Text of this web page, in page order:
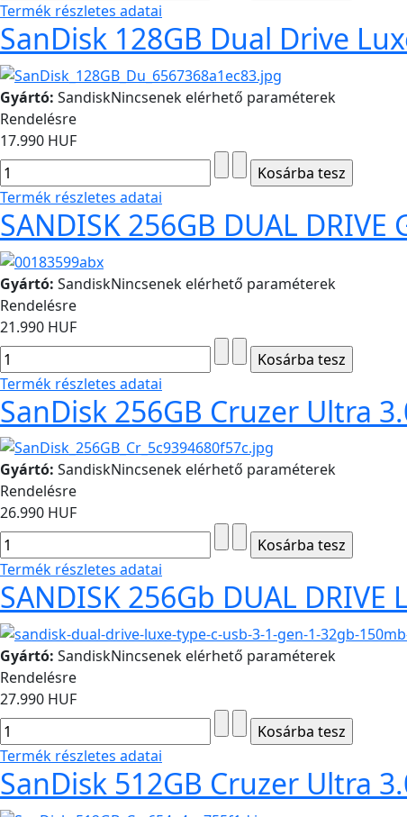
Termék részletes adatai
SanDisk 128GB Dual Drive
Gyártó: SandiskNincsenek elérhető paraméterek
Rendelésre
17.990 HUF
Termék részletes adatai
SANDISK 256GB DUAL DRIVE
Gyártó: SandiskNincsenek elérhető paraméterek
Rendelésre
21.990 HUF
Termék részletes adatai
SanDisk 256GB Cruzer Ultra
Gyártó: SandiskNincsenek elérhető paraméterek
Rendelésre
26.990 HUF
Termék részletes adatai
SANDISK 256Gb DUAL DRIVE
Gyártó: SandiskNincsenek elérhető paraméterek
Rendelésre
27.990 HUF
Termék részletes adatai
SanDisk 512GB Cruzer Ultra